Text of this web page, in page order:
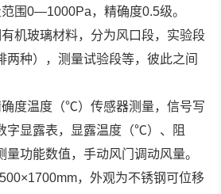
围0―1000Pa，精确度0.5级。
机玻璃材料，分为风口段，实验段
两种），测量试验段等，彼此之间
度温度（℃）传感器测量，信号写
字显露表，显露温度（℃）、阻
量功能数值，手动风门调动风量。
，外观为不锈钢可位移